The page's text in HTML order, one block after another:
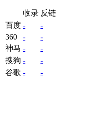
收录 反链
百度 -
-
360
-
-
神马 -
-
搜狗 -
-
谷歌 - -